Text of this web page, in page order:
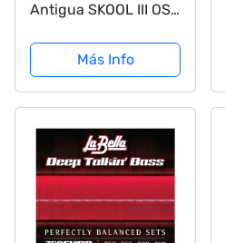
Antigua SKOOL III OS
Más Info